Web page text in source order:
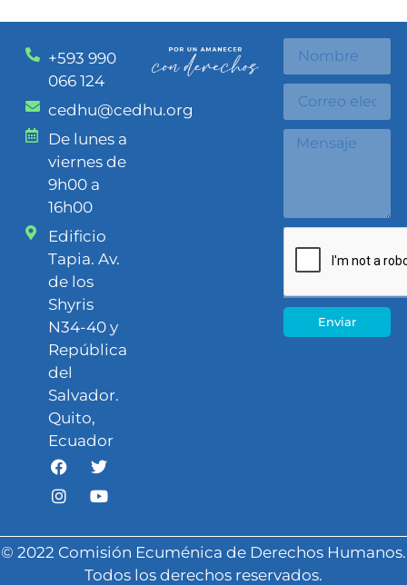
+593 990
066 124
cedhu@cedhu.org
De lunes a
viernes de
9h00 a
16h00
Edificio
Tapia. Av.
de los
Shyris
N34-40 y
República
del
Salvador.
Quito,
Ecuador
Enviar
© 2022 Comisión Ecuménica de Derechos Humanos.
Todos los derechos reservados.